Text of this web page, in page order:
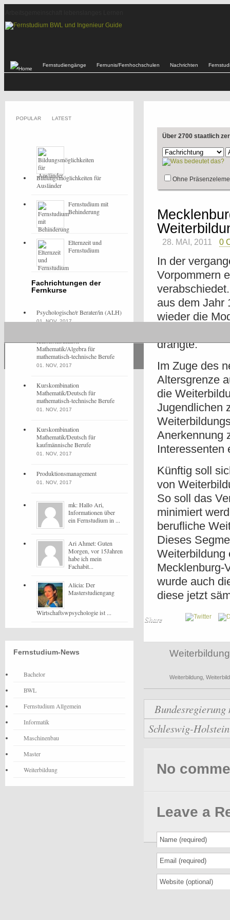
Fernstudiengänge Fernunis/Fernhochschulen Nachrichten
Über 2700 staatlich
Ohne
28. MAI, 2011 0
In der
Vorpommern
aus dem Jahr
wieder die
drängte.
Im Zuge des
Altersgrenze
die
Jugendlichen
Anerkennung
Interessenten
Künftig soll
von
So soll das
minimiert
berufliche
Dieses
Weiterbildung
Mecklenburg-
wurde auch
diese jetzt
Share
Weiterbildung
Weiterbildung
Schleswig-
No
Leave a
POPULAR LATEST
Bildungsmöglichkeiten für
Ausländer
Fernstudium mit
Behinderung
Elternzeit und
Fernstudium
Fachrichtungen der
Fernkurse
Psychologische/r Berater/in (ALH)
01. NOV, 2017
Kurskombination
Mathematik/Algebra für
mathematisch-technische Berufe
01. NOV, 2017
Kurskombination
Mathematik/Deutsch für
mathematisch-technische Berufe
01. NOV, 2017
Kurskombination
Mathematik/Deutsch für
kaufmännische Berufe
01. NOV, 2017
Produktionsmanagement
01. NOV, 2017
mk: Hallo Ari,
Informationen über
ein Fernstudium in ...
Ari Ahmet: Guten
Morgen, vor 15Jahren
habe ich mein
Fachabit...
Alicia: Der
Masterstudiengang
Wirtschaftswpsychologie ist ...
Fernstudium-News
Bachelor
BWL
Fernstudium Allgemein
Informatik
Maschinenbau
Master
Weiterbildung